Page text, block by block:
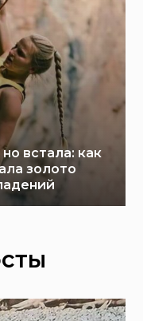
встала: как
золото